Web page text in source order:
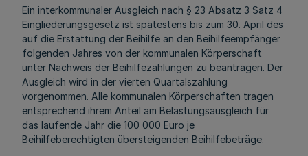
Ein interkommunaler Ausgleich nach § 23 Absatz 3 Satz 4
Eingliederungsgesetz ist spätestens bis zum 30. April des
auf die Erstattung der Beihilfe an den Beihilfeempfänger
folgenden Jahres von der kommunalen Körperschaft
unter Nachweis der Beihilfezahlungen zu beantragen. Der
Ausgleich wird in der vierten Quartalszahlung
vorgenommen. Alle kommunalen Körperschaften tragen
entsprechend ihrem Anteil am Belastungsausgleich für
das laufende Jahr die 100 000 Euro je
Beihilfeberechtigten übersteigenden Beihilfebeträge.